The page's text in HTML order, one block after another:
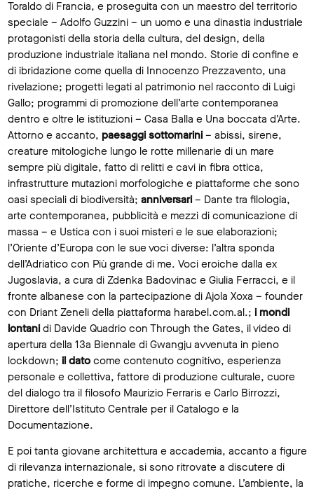
Toraldo di Francia, e proseguita con un maestro del territorio
speciale – Adolfo Guzzini – un uomo e una dinastia industriale
protagonisti della storia della cultura, del design, della
produzione industriale italiana nel mondo. Storie di confine e
di ibridazione come quella di Innocenzo Prezzavento, una
rivelazione; progetti legati al patrimonio nel racconto di Luigi
Gallo; programmi di promozione dell’arte contemporanea
dentro e oltre le istituzioni – Casa Balla e Una boccata d’Arte.
Attorno e accanto, paesaggi sottomarini– abissi, sirene,
creature mitologiche lungo le rotte millenarie di un mare
sempre più digitale, fatto di relitti e cavi in fibra ottica,
infrastrutture mutazioni morfologiche e piattaforme che sono
oasi speciali di biodiversità; anniversari– Dante tra filologia,
arte contemporanea, pubblicità e mezzi di comunicazione di
massa – e Ustica con i suoi misteri e le sue elaborazioni;
l’Oriente d’Europa con le sue voci diverse: l’altra sponda
dell’Adriatico con Più grande di me. Voci eroiche dalla ex
Jugoslavia, a cura di Zdenka Badovinac e Giulia Ferracci, e il
fronte albanese con la partecipazione di Ajola Xoxa – founder
con Driant Zeneli della piattaforma harabel.com.al.; i mondi
lontanidi Davide Quadrio con Through the Gates, il video di
apertura della 13a Biennale di Gwangju avvenuta in pieno
lockdown; il datocome contenuto cognitivo, esperienza
personale e collettiva, fattore di produzione culturale, cuore
del dialogo tra il filosofo Maurizio Ferraris e Carlo Birrozzi,
Direttore dell’Istituto Centrale per il Catalogo e la
Documentazione.
E poi tanta giovane architettura e accademia, accanto a figure
di rilevanza internazionale, si sono ritrovate a discutere di
pratiche, ricerche e forme di impegno comune. L’ambiente, la